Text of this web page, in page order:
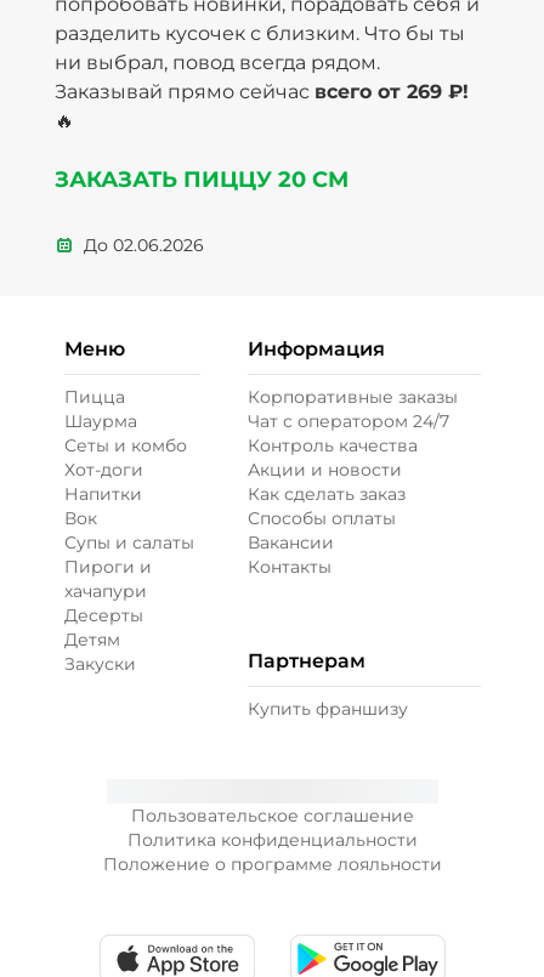
разделить кусочек с близким. Что бы ты
ни выбрал, повод всегда рядом.
Заказывай прямо сейчас всего от 269 ₽!
🔥
ЗАКАЗАТЬ ПИЦЦУ 20 СМ
До 02.06.2026
Пользовательское соглашение
Политика конфиденциальности
Положение о программе лояльности
Меню
Пицца
Шаурма
Сеты и комбо
Хот-доги
Напитки
Вок
Супы и салаты
Пироги и
хачапури
Десерты
Детям
Закуски
Информация
Корпоративные заказы
Чат с оператором 24/7
Контроль качества
Акции и новости
Как сделать заказ
Способы оплаты
Вакансии
Контакты
Партнерам
Купить франшизу